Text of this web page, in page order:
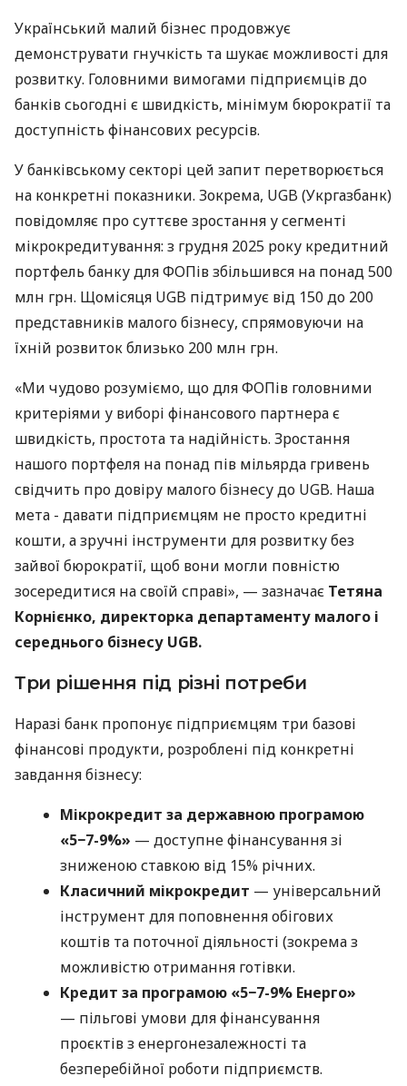
Український малий бізнес продовжує
демонструвати гнучкість та шукає можливості для
розвитку. Головними вимогами підприємців до
банків сьогодні є швидкість, мінімум бюрократії та
доступність фінансових ресурсів.
У банківському секторі цей запит перетворюється
на конкретні показники. Зокрема, UGB (Укргазбанк)
повідомляє про суттєве зростання у сегменті
мікрокредитування: з грудня 2025 року кредитний
портфель банку для ФОПів збільшився на понад 500
млн грн. Щомісяця UGB підтримує від 150 до 200
представників малого бізнесу, спрямовуючи на
їхній розвиток близько 200 млн грн.
«Ми чудово розуміємо, що для ФОПів головними
критеріями у виборі фінансового партнера є
швидкість, простота та надійність. Зростання
нашого портфеля на понад пів мільярда гривень
свідчить про довіру малого бізнесу до UGB. Наша
мета - давати підприємцям не просто кредитні
кошти, а зручні інструменти для розвитку без
зайвої бюрократії, щоб вони могли повністю
зосередитися на своїй справі», — зазначає Тетяна
Корнієнко, директорка департаменту малого і
середнього бізнесу UGB.
Три рішення під різні потреби
Наразі банк пропонує підприємцям три базові
фінансові продукти, розроблені під конкретні
завдання бізнесу:
Мікрокредит за державною програмою
«5−7-9%» — доступне фінансування зі
зниженою ставкою від 15% річних.
Класичний мікрокредит — універсальний
інструмент для поповнення обігових
коштів та поточної діяльності (зокрема з
можливістю отримання готівки.
Кредит за програмою «5−7-9% Енерго»
— пільгові умови для фінансування
проєктів з енергонезалежності та
безперебійної роботи підприємств.